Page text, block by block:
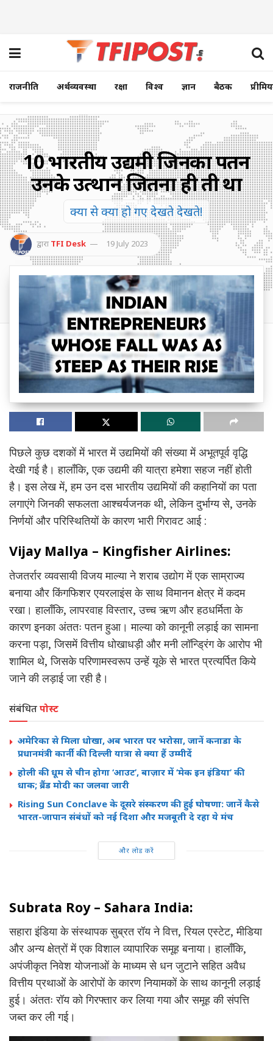
राजनीति अर्थव्यवस्था रक्षा विश्व ज्ञान बैठक
10 भारतीय उद्यमी जिनका पतन
उनके उत्थान जितना ही तीव्र था
क्या से क्या हो गए देखते देखते!
द्वारा TFI Desk 19 July 2023
पिछले कुछ दशकों में भारत में उद्यमियों की संख्या में अभूतपूर्व वृद्धि
देखी गई है। हालाँकि, एक उद्यमी की यात्रा हमेशा सहज नहीं होती
है। इस लेख में, हम उन दस भारतीय उद्यमियों की कहानियों का पता
लगाएंगे जिनकी सफलता आश्चर्यजनक थी, लेकिन दुर्भाग्य से, उनके
निर्णयों और परिस्थितियों के कारण भारी गिरावट आई :
Vijay Mallya – Kingfisher Airlines:
तेजतर्रार व्यवसायी विजय माल्या ने शराब उद्योग में एक साम्राज्य
बनाया और किंगफिशर एयरलाइंस के साथ विमानन क्षेत्र में कदम
रखा। हालाँकि, लापरवाह विस्तार, उच्च ऋण और हठधर्मिता के
कारण इनका अंततः पतन हुआ। माल्या को कानूनी लड़ाई का सामना
करना पड़ा, जिसमें वित्तीय धोखाधड़ी और मनी लॉन्ड्रिंग के आरोप भी
शामिल थे, जिसके परिणामस्वरूप उन्हें यूके से भारत प्रत्यर्पित किये
जाने की लड़ाई जा रही है।
संबंधितपोस्ट
अमेरिका से मिला धोखा, अब भारत पर भरोसा, जानें कनाडा के
प्रधानमंत्री कार्नी की दिल्ली यात्रा से क्या हैं उम्मीदें
होली की धूम से चीन होगा ‘आउट’, बाज़ार में ‘मेक इन इंडिया’ की
धाक; ब्रैंड मोदी का जलवा जारी
Rising Sun Conclave के दूसरे संस्करण की हुई घोषणा: जानें कैसे
भारत-जापान संबंधों को नई दिशा और मजबूती दे रहा ये मंच
और लोड करें
Subrata Roy – Sahara India:
सहारा इंडिया के संस्थापक सुब्रत रॉय ने वित्त, रियल एस्टेट, मीडिया
और अन्य क्षेत्रों में एक विशाल व्यापारिक समूह बनाया। हालाँकि,
अपंजीकृत निवेश योजनाओं के माध्यम से धन जुटाने सहित अवैध
वित्तीय प्रथाओं के आरोपों के कारण नियामकों के साथ कानूनी लड़ाई
हुई। अंततः रॉय को गिरफ्तार कर लिया गया और समूह की संपत्ति
जब्त कर ली गई।